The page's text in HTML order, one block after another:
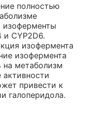
полностью
изоферменты
CYP2D6.
изофермента
изофермента
на метаболизм
привести к
галоперидола.